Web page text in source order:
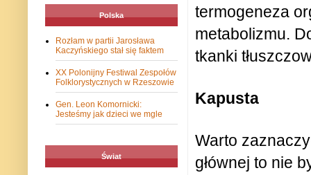
termogeneza
metabolizmu.
tkanki
Kapusta
Warto
głównej to nie
Polska
Rozłam w partii Jarosława
Kaczyńskiego stał się faktem
XX Polonijny Festiwal Zespołów
Folklorystycznych w Rzeszowie
Gen. Leon Komornicki:
Jesteśmy jak dzieci we mgle
Świat